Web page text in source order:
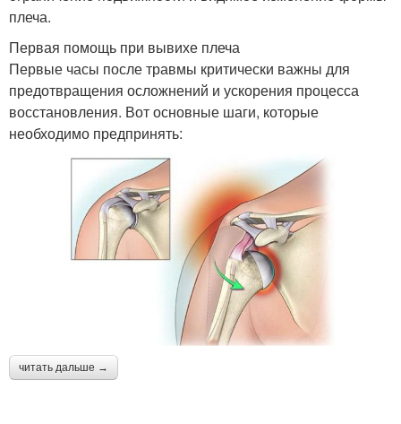
плеча.
Первая помощь при вывихе плеча
Первые часы после травмы критически важны для
предотвращения осложнений и ускорения процесса
восстановления. Вот основные шаги, которые
необходимо предпринять:
читать дальше →